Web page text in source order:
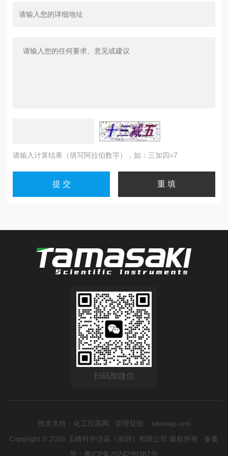
请输入计算结果（填写阿拉伯数字），如：三加四=7
扫码加微信
技术支持： 化工仪器网 管理登陆
sitemap.xml
Copyright © 2026 玉崎科学仪器（深圳）有限公司 版权所有 备案
号：粤ICP备2024299387号